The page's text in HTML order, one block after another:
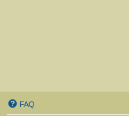
FAQ